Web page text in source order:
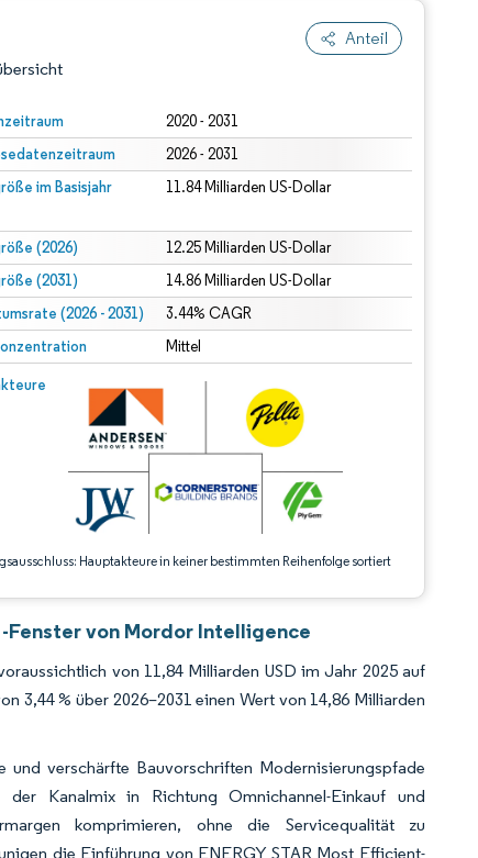
Anteil
2020 - 2031
2026 - 2031
im Basisjahr
11.84 Milliarden US-Dollar
(2026) 12.25 Milliarden US-Dollar
(2031) 14.86 Milliarden US-Dollar
(2026 - 2031) 3.44% CAGR
Mittel
Hauptakteure in keiner bestimmten Reihenfolge sortiert
Intelligence. Wiederverwendung erfordert Namensnennung gemäß CC BY 4.0.
gemäß CC BY 4.0.
Fenster von Mordor Intelligence
von 11,84 Milliarden USD im Jahr 2025 auf
3,44 % über 2026–2031 einen Wert von 14,86 Milliarden
verschärfte Bauvorschriften Modernisierungspfade
Kanalmix in Richtung Omnichannel-Einkauf und
komprimieren, ohne die Servicequalität zu
die Einführung von ENERGY STAR Most Efficient-